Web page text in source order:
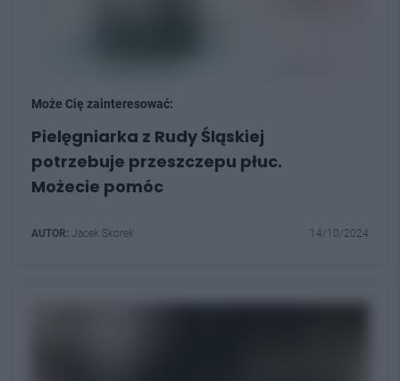
Może Cię zainteresować:
Pielęgniarka z Rudy Śląskiej
potrzebuje przeszczepu płuc.
Możecie pomóc
AUTOR: Jacek Skorek 14/10/2024